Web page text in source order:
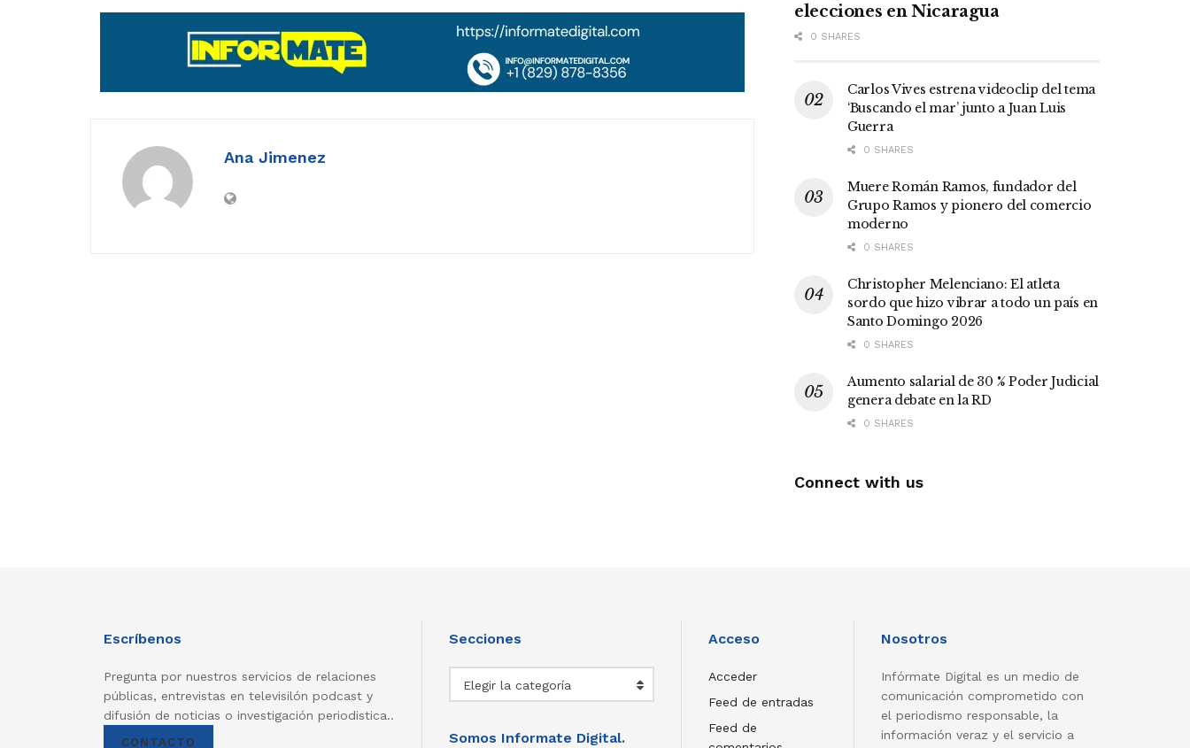
Ana Jimenez
elecciones en Nicaragua
0 SHARES
Carlos Vives estrena videoclip del tema
‘Buscando el mar’ junto a Juan Luis
Guerra
0 SHARES
Muere Román Ramos, fundador del
Grupo Ramos y pionero del comercio
moderno
0 SHARES
Christopher Melenciano: El atleta
sordo que hizo vibrar a todo un país en
Santo Domingo 2026
0 SHARES
Aumento salarial de 30 % Poder Judicial
genera debate en la RD
0 SHARES
Connect with us
Escríbenos
Pregunta por nuestros servicios de relaciones
públicas, entrevistas en televisilón podcast y
difusión de noticias o investigación periodistica..
CONTACTO
Secciones
Elegir la categoría
Somos Informate Digital.
Acceso
Acceder
Feed de entradas
Feed de
Nosotros
Infórmate Digital es un medio de
comunicación comprometido con
el periodismo responsable, la
información veraz y el servicio a